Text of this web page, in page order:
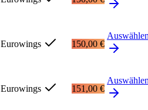
Eurowings 150,00 €
Eurowings 151,00 €